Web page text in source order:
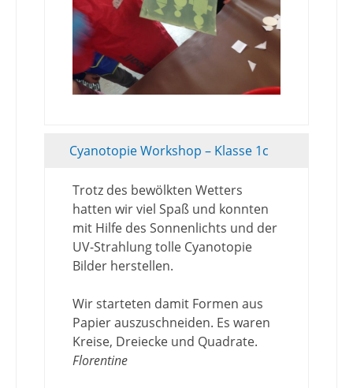
Cyanotopie Workshop – Klasse 1c
Trotz des bewölkten Wetters
hatten wir viel Spaß und konnten
mit Hilfe des Sonnenlichts und der
UV-Strahlung tolle Cyanotopie
Bilder herstellen.
Wir starteten damit Formen aus
Papier auszuschneiden. Es waren
Kreise, Dreiecke und Quadrate.
Florentine